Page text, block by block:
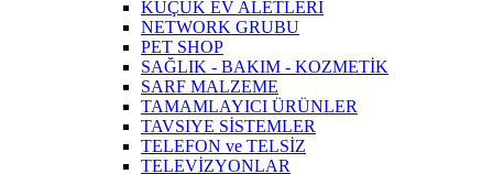
KÜÇÜK EV ALETLERİ
NETWORK GRUBU
PET SHOP
SAĞLIK - BAKIM - KOZMETİK
SARF MALZEME
TAMAMLAYICI ÜRÜNLER
TAVSIYE SİSTEMLER
TELEFON ve TELSİZ
TELEVİZYONLAR